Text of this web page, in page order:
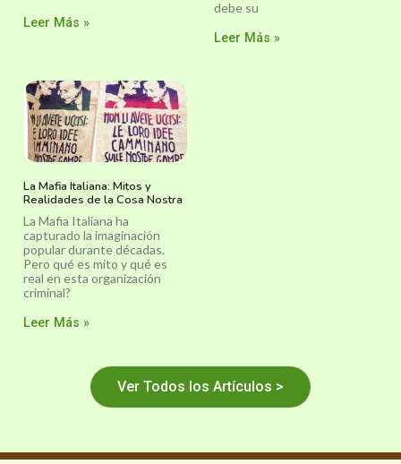
Leer Más »
debe su
Leer Más »
La Mafia Italiana: Mitos y
Realidades de la Cosa Nostra
La Mafia Italiana ha
capturado la imaginación
popular durante décadas.
Pero qué es mito y qué es
real en esta organización
criminal?
Leer Más »
Ver Todos los Artículos >